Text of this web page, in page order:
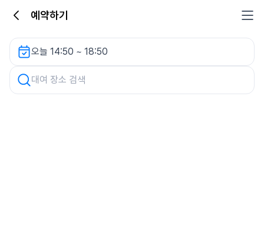
예약하기
오늘 14:50 ~ 18:50
제주신화월드메리어트관 A-7주차장 렌터카